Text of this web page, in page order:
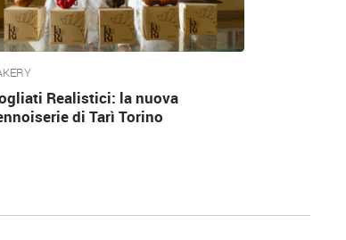
Realistici: la nuova
di Tarì Torino